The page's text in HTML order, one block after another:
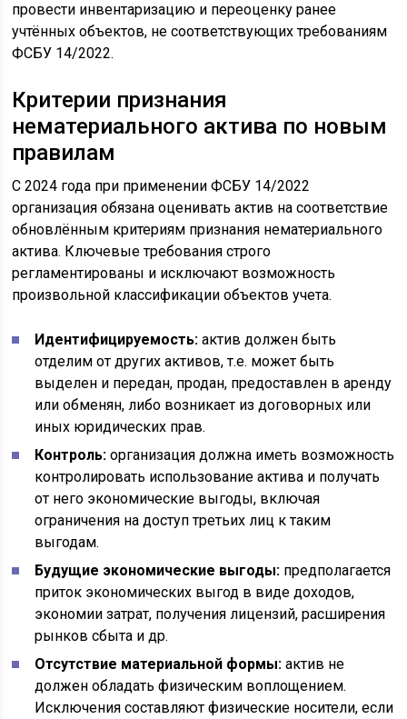
провести инвентаризацию и переоценку ранее
учтённых объектов, не соответствующих требованиям
ФСБУ 14/2022.
Критерии признания
нематериального актива по новым
правилам
С 2024 года при применении ФСБУ 14/2022
организация обязана оценивать актив на соответствие
обновлённым критериям признания нематериального
актива. Ключевые требования строго
регламентированы и исключают возможность
произвольной классификации объектов учета.
Идентифицируемость: актив должен быть
отделим от других активов, т.е. может быть
выделен и передан, продан, предоставлен в аренду
или обменян, либо возникает из договорных или
иных юридических прав.
Контроль: организация должна иметь возможность
контролировать использование актива и получать
от него экономические выгоды, включая
ограничения на доступ третьих лиц к таким
выгодам.
Будущие экономические выгоды: предполагается
приток экономических выгод в виде доходов,
экономии затрат, получения лицензий, расширения
рынков сбыта и др.
Отсутствие материальной формы: актив не
должен обладать физическим воплощением.
Исключения составляют физические носители, если